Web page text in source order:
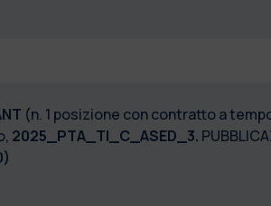
(n. 1 posizione con contratto a
2025_PTA_TI_C_ASED_3.